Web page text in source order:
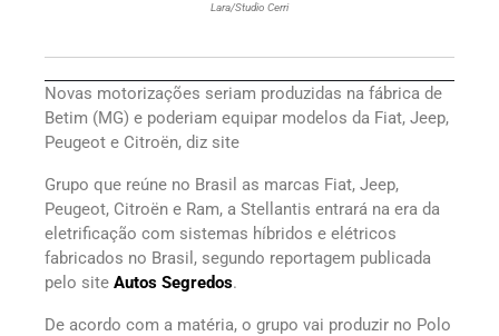
Lara/Studio Cerri
Novas motorizações seriam produzidas na fábrica de
Betim (MG) e poderiam equipar modelos da Fiat, Jeep,
Peugeot e Citroën, diz site
Grupo que reúne no Brasil as marcas Fiat, Jeep,
Peugeot, Citroën e Ram, a Stellantis entrará na era da
eletrificação com sistemas híbridos e elétricos
fabricados no Brasil, segundo reportagem publicada
pelo site Autos Segredos.
De acordo com a matéria, o grupo vai produzir no Polo